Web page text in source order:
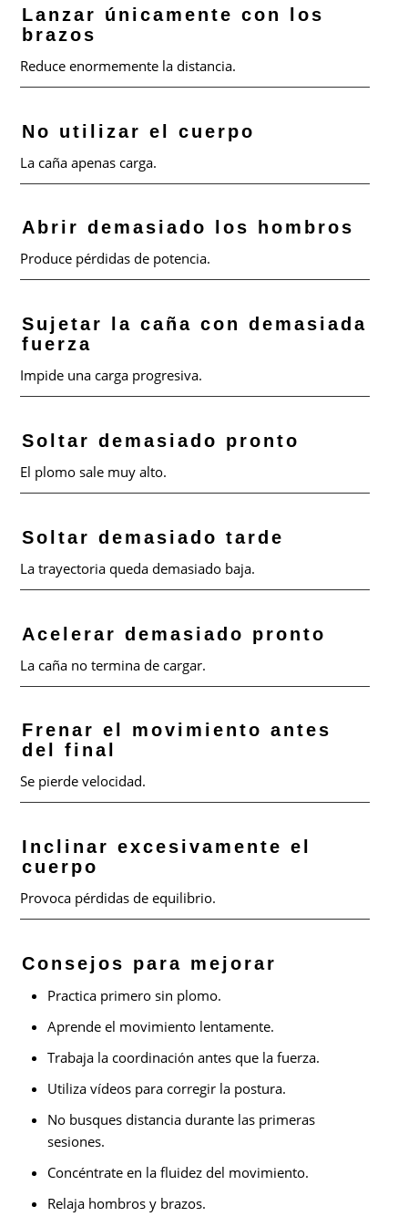
Lanzar únicamente con los
brazos
Reduce enormemente la distancia.
No utilizar el cuerpo
La caña apenas carga.
Abrir demasiado los hombros
Produce pérdidas de potencia.
Sujetar la caña con demasiada
fuerza
Impide una carga progresiva.
Soltar demasiado pronto
El plomo sale muy alto.
Soltar demasiado tarde
La trayectoria queda demasiado baja.
Acelerar demasiado pronto
La caña no termina de cargar.
Frenar el movimiento antes
del final
Se pierde velocidad.
Inclinar excesivamente el
cuerpo
Provoca pérdidas de equilibrio.
Consejos para mejorar
Practica primero sin plomo.
Aprende el movimiento lentamente.
Trabaja la coordinación antes que la fuerza.
Utiliza vídeos para corregir la postura.
No busques distancia durante las primeras
sesiones.
Concéntrate en la fluidez del movimiento.
Relaja hombros y brazos.